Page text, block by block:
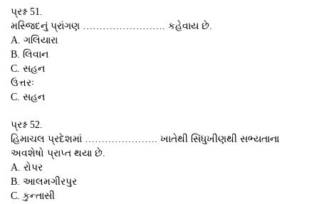
પ્રશ્ન 51.
મસ્જિદનું પ્રાંગણ ……………………. કહેવાય છે.
A. ગલિયારા
B. લિવાન
C. સહન
ઉત્તરઃ
C. સહન
પ્રશ્ન 52.
હિમાચલ પ્રદેશમાં …………………. ખાતેથી સિંધુખીણથી સભ્યતાના
અવશેષો પ્રાપ્ત થયા છે.
A. રોપર
B. આલમગીરપુર
C. કુન્તાસી